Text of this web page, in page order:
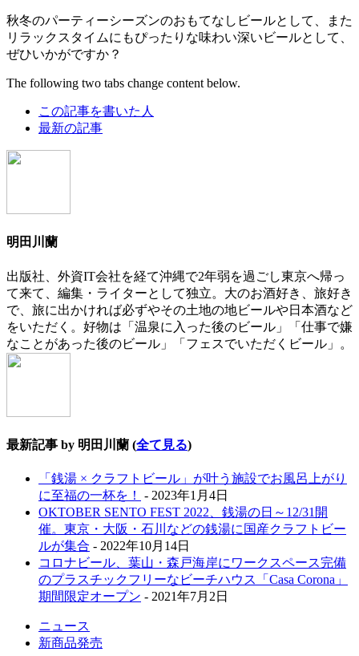
秋冬のパーティーシーズンのおもてなしビールとして、また
リラックスタイムにもぴったりな味わい深いビールとして、
ぜひいかがですか？
The following two tabs change content below.
この記事を書いた人
最新の記事
明田川蘭
出版社、外資IT会社を経て沖縄で2年弱を過ごし東京へ帰っ
て来て、編集・ライターとして独立。大のお酒好き、旅好き
で、旅に出かければ必ずやその土地の地ビールや日本酒など
をいただく。好物は「温泉に入った後のビール」「仕事で嫌
なことがあった後のビール」「フェスでいただくビール」。
最新記事 by 明田川蘭 (全て見る)
「銭湯 × クラフトビール」が叶う施設でお風呂上がり
に至福の一杯を！
- 2023年1月4日
OKTOBER SENTO FEST 2022、銭湯の日～12/31開
催。東京・大阪・石川などの銭湯に国産クラフトビー
ルが集合 - 2022年10月14日
コロナビール、葉山・森戸海岸にワークスペース完備
のプラスチックフリーなビーチハウス「Casa Corona」
期間限定オープン - 2021年7月2日
ニュース
新商品発売